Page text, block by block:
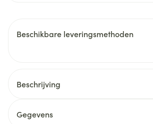
Beschikbare leveringsmethoden
Beschrijving
Gegevens